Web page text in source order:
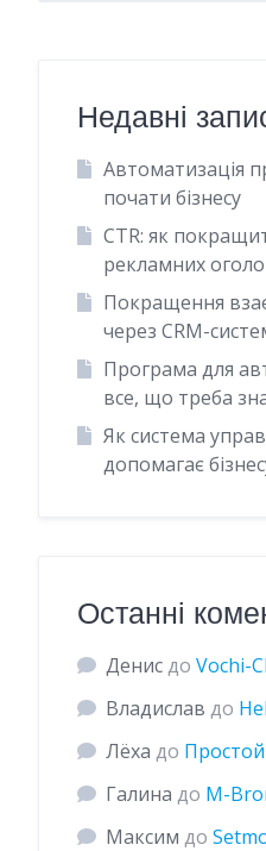
Недавні
Автоматизація
почати бізнесу
CTR: як
рекламних
Покращення
через CRM-
Програма для
все, що треба
Як система
допомагає
Останні
Денисдо Vochi-
Владислав до
Лёха до
Галина до M-
Максим до